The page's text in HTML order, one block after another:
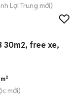
Lợi Trung mới)
30m2, free xe,
mới)